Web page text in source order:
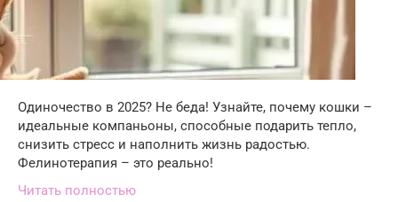
Одиночество в 2025? Не беда! Узнайте, почему кошки –
идеальные компаньоны, способные подарить тепло,
снизить стресс и наполнить жизнь радостью.
Фелинотерапия – это реально!
Читать полностью